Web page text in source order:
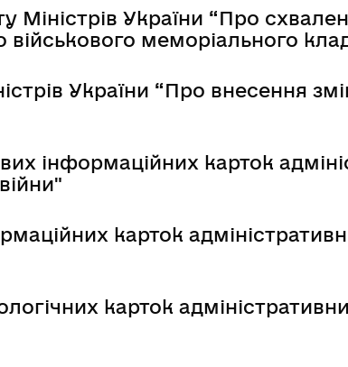
Міністрів України “Про
військового меморіального
України “Про внесення
інформаційних карток
карток
карток